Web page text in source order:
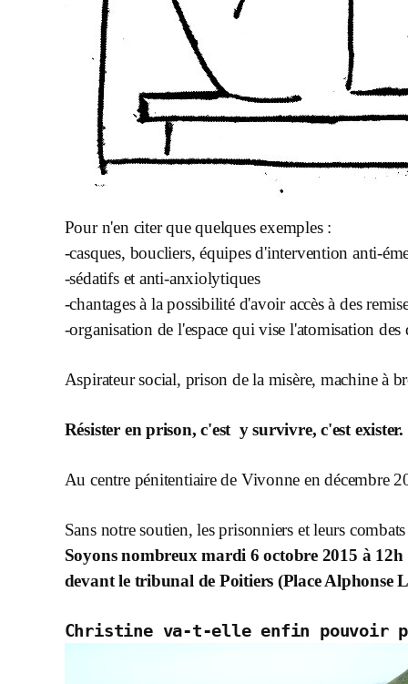
Pour n'en citer que quelques exemples :
-casques, boucliers, équipes d'intervention anti-
-sédatifs et anti-anxiolytiques
-chantages à la possibilité d'avoir accès à des
-organisation de l'espace qui vise l'atomisation
Aspirateur social, prison de la misère, machine à
Résister en prison, c'est  y survivre, c'est exister.
Au centre pénitentiaire de Vivonne en décembre
Sans notre soutien, les prisonniers et leurs
Soyons nombreux mardi 6 octobre 2015 à 12h
devant le tribunal de Poitiers (Place Alphonse